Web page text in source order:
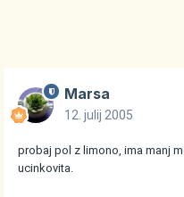
Marsa
12. julij 2005
probaj pol z limono, ima manj
ucinkovita.